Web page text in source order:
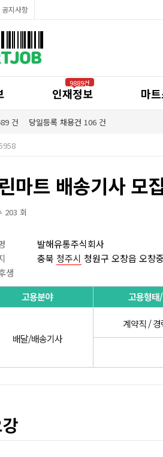
공지사항
인재정보
9889건
마
건 당일등록 채용건 106 건
마트 배송기사 모집
203 회
발해유통주식회사
충북 청주시 청원구 오창읍 오창
생
고용분야
고용형태
배달/배송기사
계약직 / 경